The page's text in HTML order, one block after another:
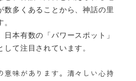
数多くあることから、神話の里
日本有数の「パワースポット」
して注目されています。
意味があります。清々しい心持